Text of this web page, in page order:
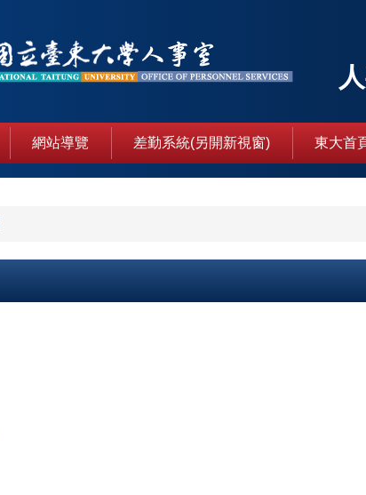
網站導覽 差勤系統(另開新視窗) 東大首